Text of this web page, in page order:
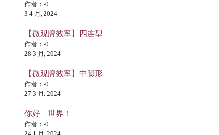
作者：-0
3 4 月, 2024
【微观牌效率】四连型
作者：-0
28 3 月, 2024
【微观牌效率】中膨形
作者：-0
27 3 月, 2024
你好，世界！
作者：-0
24 1 月, 2024